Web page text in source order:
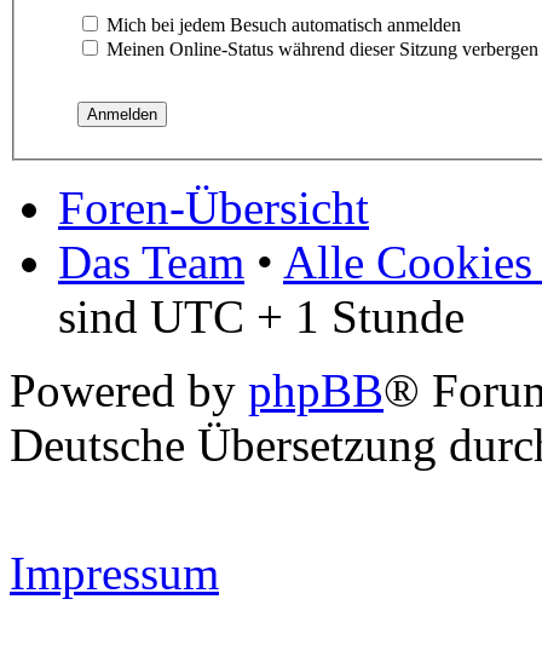
Mich bei jedem Besuch automatisch anmelden
Meinen Online-Status während dieser Sitzung verbergen
Foren-Übersicht
Das Team • Alle Cookies
sind UTC + 1 Stunde
Powered by phpBB®
Deutsche Übersetzung
Impressum